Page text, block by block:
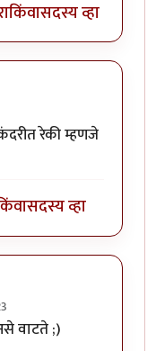
किंवासदस्य व्हा
रेकी म्हणजे
सदस्य व्हा
वाटते ;)